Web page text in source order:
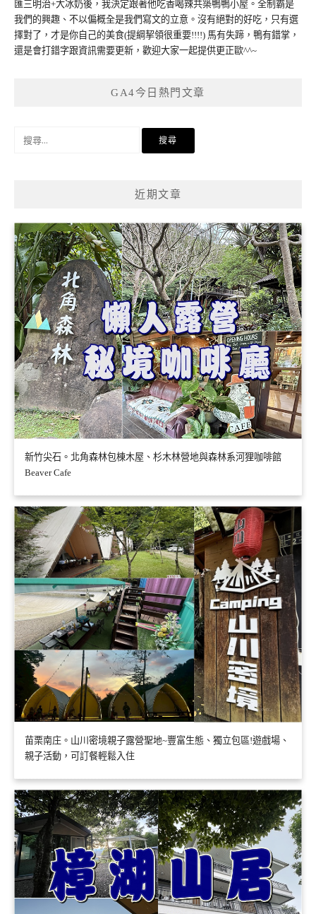
匯三明治+大冰奶後，我決定跟著他吃香喝辣共築鴨鴨小屋。全制霸是
我們的興趣、不以偏概全是我們寫文的立意。沒有絕對的好吃，只有選
擇對了，才是你自己的美食(提綱挈領很重要!!!!) 馬有失蹄，鴨有錯掌，
還是會打錯字跟資訊需要更新，歡迎大家一起提供更正歐^^~
GA4今日熱門文章
近期文章
新竹尖石。北角森林包棟木屋、杉木林營地與森林系河狸咖啡館
Beaver Cafe
苗栗南庄。山川密境親子露營聖地~豐富生態、獨立包區!遊戲場、
親子活動，可訂餐輕鬆入住